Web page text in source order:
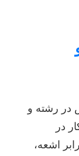
در رشته و
در
اشعه،